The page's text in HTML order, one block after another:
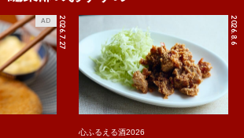
2026.7.27
AD 2026.8.6
心ふるえる酒2026